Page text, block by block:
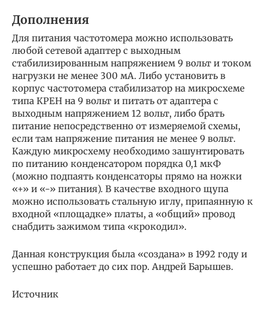
Дополнения
Для питания частотомера можно использовать
любой сетевой адаптер с выходным
стабилизированным напряжением 9 вольт и током
нагрузки не менее 300 мА. Либо установить в
корпус частотомера стабилизатор на микросхеме
типа КРЕН на 9 вольт и питать от адаптера с
выходным напряжением 12 вольт, либо брать
питание непосредственно от измеряемой схемы,
если там напряжение питания не менее 9 вольт.
Каждую микросхему необходимо зашунтировать
по питанию конденсатором порядка 0,1 мкФ
(можно подпаять конденсаторы прямо на ножки
«+» и «-» питания). В качестве входного щупа
можно использовать стальную иглу, припаянную к
входной «площадке» платы, а «общий» провод
снабдить зажимом типа «крокодил».
Данная конструкция была «создана» в 1992 году и
успешно работает до сих пор. Андрей Барышев.
Источник